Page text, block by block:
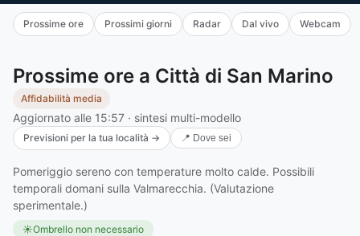
Prossime ore Prossimi giorni Radar Dal vivo Webcam
Prossime ore a Città di San Marino
Affidabilità media
Aggiornato alle 15:57 · sintesi multi-modello
Previsioni per la tua località → 📍 Dove sei
Pomeriggio sereno con temperature molto calde. Possibili
temporali domani sulla Valmarecchia. (Valutazione
sperimentale.)
☀️Ombrello non necessario